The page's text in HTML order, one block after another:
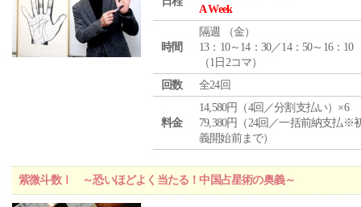
A Week
時間
隔週 （金）
13：10～14：30／14：50～16：10
（1日2コマ）
回数
全24回
料金
14,580円（4回／分割支払い）×6
79,380円（24回／一括前納支払※
義開始前まで）
紫微斗数Ⅰ ～恐いほどよく当たる！中国占星術の奥義～